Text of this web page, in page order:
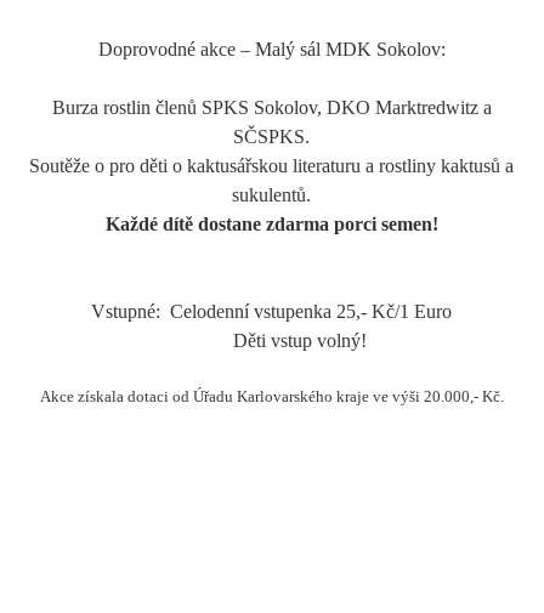
Doprovodné akce – Malý sál MDK Sokolov:
Burza rostlin členů SPKS Sokolov, DKO Marktredwitz a
SČSPKS.
Soutěže o pro děti o kaktusářskou literaturu a rostliny kaktusů a
sukulentů.
Každé dítě dostane zdarma porci semen!
Vstupné: Celodenní vstupenka 25,- Kč/1 Euro
Děti vstup volný!
Akce získala dotaci od Úřadu Karlovarského kraje ve výši 20.000,- Kč.